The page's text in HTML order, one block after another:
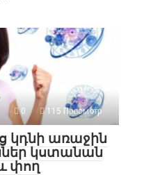
0 115 Просмотр
կդնի առաջին
կստանան
փող